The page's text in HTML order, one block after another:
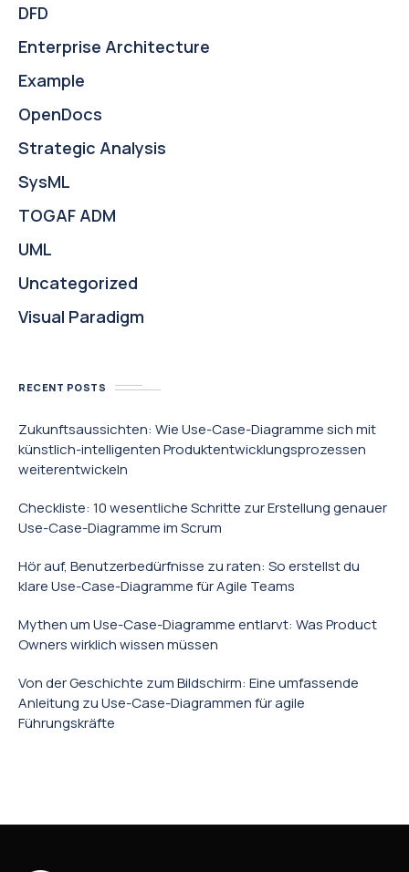
DFD
Enterprise Architecture
Example
OpenDocs
Strategic Analysis
SysML
TOGAF ADM
UML
Uncategorized
Visual Paradigm
RECENT POSTS
Zukunftsaussichten: Wie Use-Case-Diagramme sich mit
künstlich-intelligenten Produktentwicklungsprozessen
weiterentwickeln
Checkliste: 10 wesentliche Schritte zur Erstellung genauer
Use-Case-Diagramme im Scrum
Hör auf, Benutzerbedürfnisse zu raten: So erstellst du
klare Use-Case-Diagramme für Agile Teams
Mythen um Use-Case-Diagramme entlarvt: Was Product
Owners wirklich wissen müssen
Von der Geschichte zum Bildschirm: Eine umfassende
Anleitung zu Use-Case-Diagrammen für agile
Führungskräfte